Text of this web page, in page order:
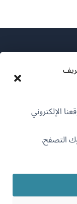
الإلكتروني
التصفح.